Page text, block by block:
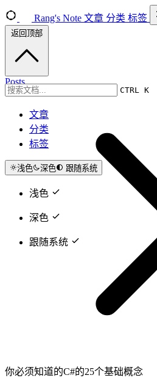
Rang's Note 文章 分类 标签
CTRL K
文章
分类
标签
浅色 深色 跟随系统
浅色
深色
跟随系统
返回顶部
Posts
你必须知道的C#的25个基础概念